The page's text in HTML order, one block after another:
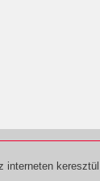
interneten